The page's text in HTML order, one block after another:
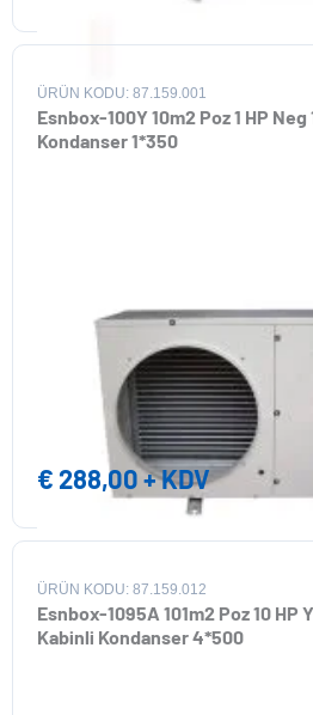
ÜRÜN KODU: 87.159.001
Esnbox-100Y 10m2 Poz 1 HP Neg
Kondanser 1*350
€ 288,00+ KDV
ÜRÜN KODU: 87.159.012
Esnbox-1095A 101m2 Poz 10 HP
Kabinli Kondanser 4*500